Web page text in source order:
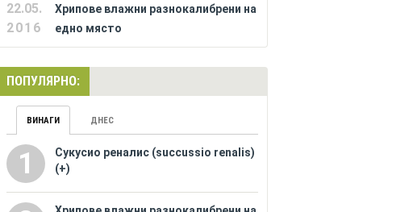
22.05.
2016
Хрипове влажни разнокалибрени на
едно място
ПОПУЛЯРНО:
ВИНАГИ ДНЕС
1
Сукусио реналис (succussio renalis)
(+)